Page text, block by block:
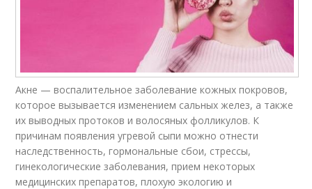
Акне — воспалительное заболевание кожных покровов,
которое вызывается изменением сальных желез, а также
их выводных протоков и волосяных фолликулов. К
причинам появления угревой сыпи можно отнести
наследственность, гормональные сбои, стрессы,
гинекологические заболевания, прием некоторых
медицинских препаратов, плохую экологию и